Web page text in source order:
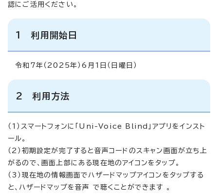
認にご活用ください。
1 利用開始日
令和7年（2025年）6月1日（日曜日）
2 利用方法
（1）スマートフォンに「Uni-Voice Blind」アプリをインスト
ール。
（2）初期設定が完了すると音声コードのスキャン画面が立ち上
がるので、画面上部にある現在地のアイコンをタップ。
（3）現在地の情報画面でハザードマップアイコンをタップする
と、ハザードマップを音声 で聴くことができます 。